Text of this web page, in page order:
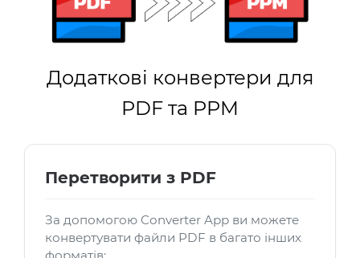
Додаткові конвертери для
PDF та PPM
Перетворити з PDF
За допомогою Converter App ви можете
конвертувати файли PDF в багато інших